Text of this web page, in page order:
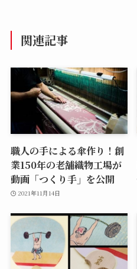
関連記事
職人の手による傘作り！創
業150年の老舗織物工場が
動画「つくり手」を公開
2021年11月14日